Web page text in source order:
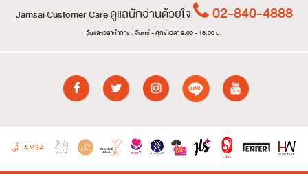
Jamsai Customer Careดูแลนักอ่านด้วยใจ 02-840-4888
วันและเวลาทำการ : จันทร์ - ศุกร์ เวลา 9:00 - 18:00 น.